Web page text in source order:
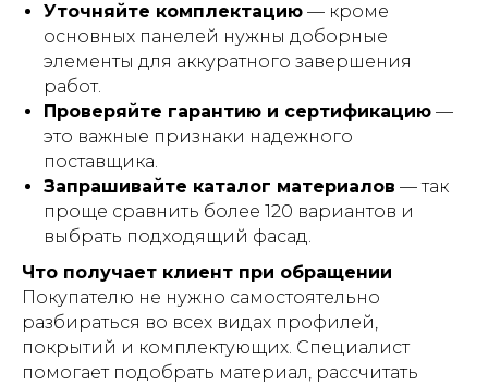
Уточняйте комплектацию — кроме
основных панелей нужны доборные
элементы для аккуратного завершения
работ.
Проверяйте гарантию и сертификацию —
это важные признаки надежного
поставщика.
Запрашивайте каталог материалов — так
проще сравнить более 120 вариантов и
выбрать подходящий фасад.
Что получает клиент при обращении
Покупателю не нужно самостоятельно
разбираться во всех видах профилей,
покрытий и комплектующих. Специалист
помогает подобрать материал, рассчитать